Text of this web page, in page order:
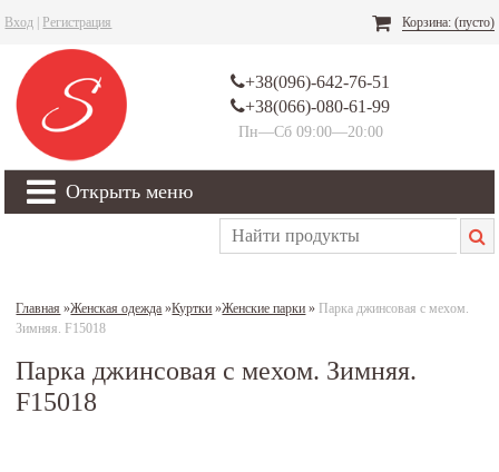
Вход Регистрация Корзина: (пусто)
+38(096)-642-76-51
+38(066)-080-61-99
Пн—Сб 09:00—20:00
Открыть меню
Главная »Женская одежда »Куртки »Женские парки » Парка джинсовая с мехом.
Зимняя. F15018
Парка джинсовая с мехом. Зимняя.
F15018